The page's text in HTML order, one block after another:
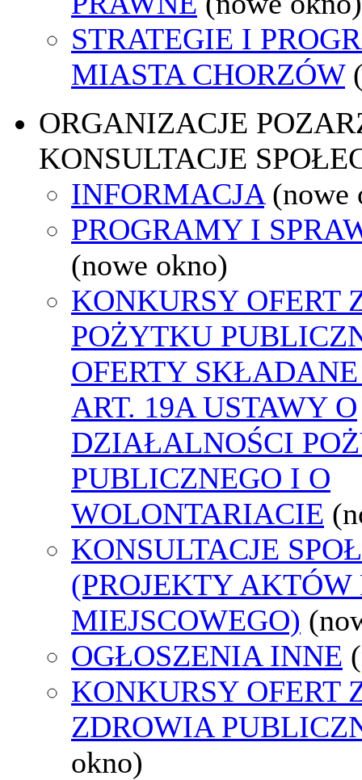
STRATEGIE I
MIASTA CHORZÓW
ORGANIZACJE
KONSULTACJE
INFORMACJA (nowe
PROGRAMY I
(nowe okno)
KONKURSY OFERT
POŻYTKU
OFERTY
ART. 19A USTAWY O
DZIAŁALNOŚCI
PUBLICZNEGO I O
WOLONTARIACIE
KONSULTACJE
(PROJEKTY AKTÓW
MIEJSCOWEGO)
OGŁOSZENIA INNE
KONKURSY OFERT
ZDROWIA
okno)